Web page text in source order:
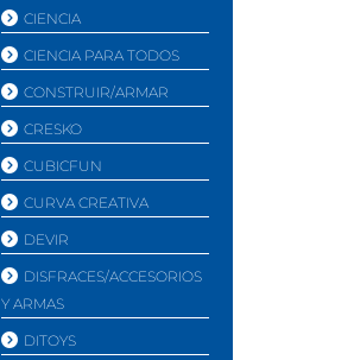
CIENCIA
CIENCIA PARA TODOS
CONSTRUIR/ARMAR
CRESKO
CUBICFUN
CURVA CREATIVA
DEVIR
DISFRACES/ACCESORIOS
Y ARMAS
DITOYS